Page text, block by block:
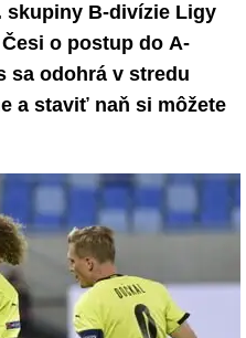
skupiny B-divízie Ligy
o postup do A-
sa odohrá v stredu
a staviť naň si môžete